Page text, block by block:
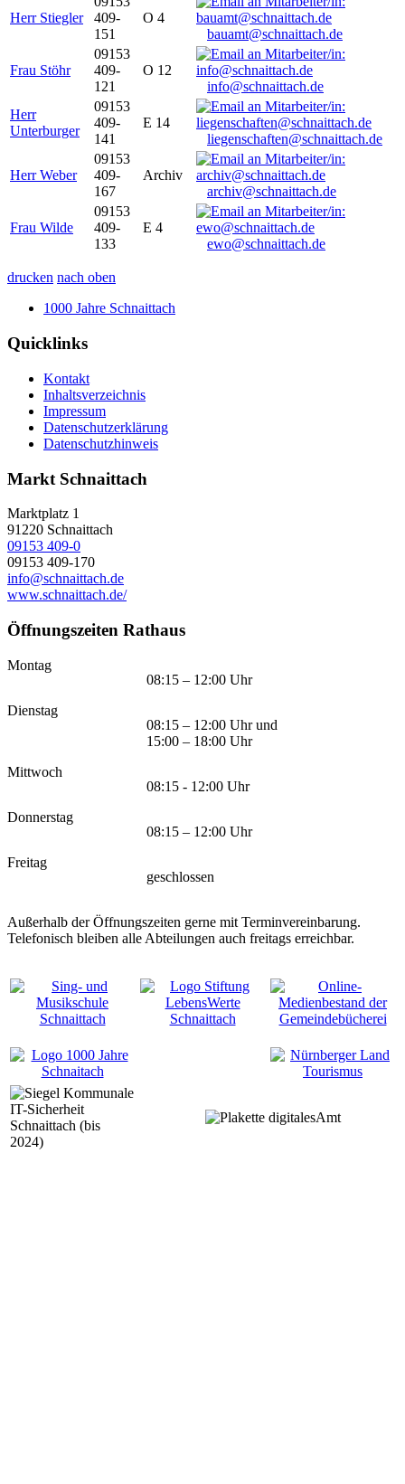
Herr Stiegler
409-
151
O 4
bauamt@schnaittach.de
Frau Stöhr
09153
409-
121
O 12
info@schnaittach.de
Herr
Unterburger
09153
409-
141
E 14
liegenschaften@schnaittach.de
Herr Weber
09153
409-
167
Archiv
archiv@schnaittach.de
Frau Wilde
09153
409-
133
E 4
ewo@schnaittach.de
drucken nach oben
1000 Jahre Schnaittach
Quicklinks
Kontakt
Inhaltsverzeichnis
Impressum
Datenschutzerklärung
Datenschutzhinweis
Markt Schnaittach
Marktplatz 1
91220 Schnaittach
09153 409-0
09153 409-170
info@schnaittach.de
www.schnaittach.de/
Öffnungszeiten Rathaus
Montag
08:15 – 12:00 Uhr
Dienstag
08:15 – 12:00 Uhr und
15:00 – 18:00 Uhr
Mittwoch
08:15 - 12:00 Uhr
Donnerstag
08:15 – 12:00 Uhr
Freitag
geschlossen
Außerhalb der Öffnungszeiten gerne mit Terminvereinbarung.
Telefonisch bleiben alle Abteilungen auch freitags erreichbar.